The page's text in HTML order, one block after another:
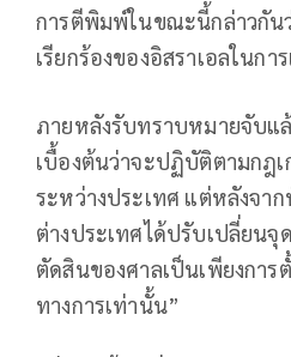
การตีพิมพ์ในขณะนี้กล่าวกัน
เรียกร้องของอิสราเอลในการ
ภายหลังรับทราบหมายจับแ
เบื้องต้นว่าจะปฏิบัติตามกฎ
ระหว่างประเทศ แต่หลังจา
ต่างประเทศได้ปรับเปลี่ยนจุ
ตัดสินของศาลเป็นเพียงการ
ทางการเท่านั้น”